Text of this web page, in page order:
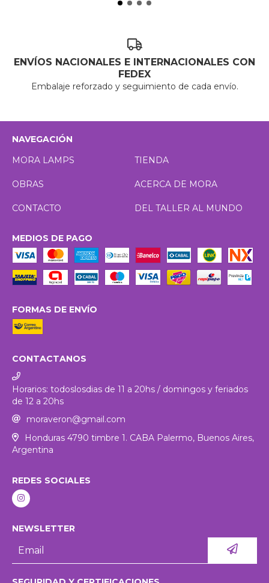
ENVÍOS NACIONALES E INTERNACIONALES CON
FEDEX
Embalaje reforzado y seguimiento de cada envío.
NAVEGACIÓN
MORA LAMPS
TIENDA
OBRAS ACERCA DE MORA
CONTACTO DEL TALLER AL MUNDO
MEDIOS DE PAGO
FORMAS DE ENVÍO
CONTACTANOS
Horarios: todoslosdias de 11 a 20hs / domingos y feriados
de 12 a 20hs
moraveron@gmail.com
Honduras 4790 timbre 1. CABA Palermo, Buenos Aires,
Argentina
REDES SOCIALES
NEWSLETTER